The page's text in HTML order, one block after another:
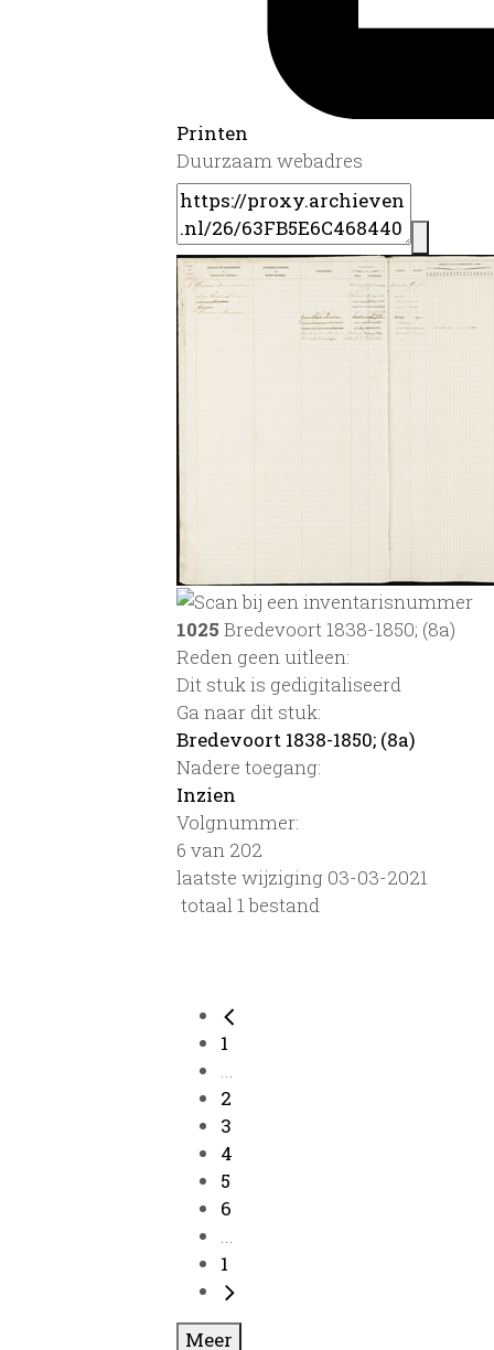
Printen
Duurzaam webadres
1025 Bredevoort 1838-1850; (8a)
Reden geen uitleen:
Dit stuk is gedigitaliseerd
Ga naar dit stuk:
Bredevoort 1838-1850; (8a)
Nadere toegang:
Inzien
Volgnummer:
6 van 202
laatste wijziging 03-03-2021
totaal 1 bestand
1
...
2
3
4
5
6
...
1
Meer